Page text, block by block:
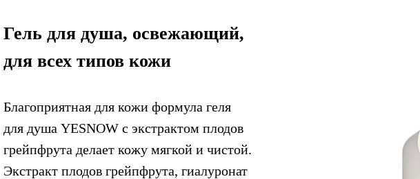
Гель для душа, освежающий,
для всех типов кожи
Благоприятная для кожи формула геля
для душа YESNOW с экстрактом плодов
грейпфрута делает кожу мягкой и чистой.
Экстракт плодов грейпфрута, гиалуронат